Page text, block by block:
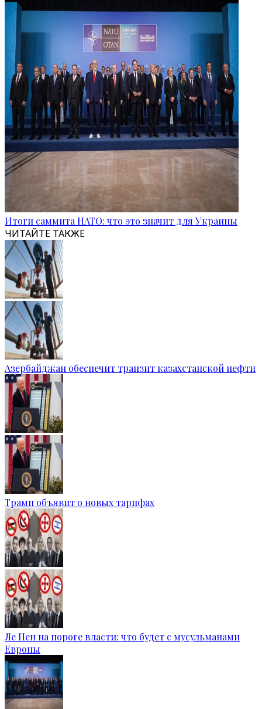
Итоги саммита НАТО: что это значит для Украины
ЧИТАЙТЕ ТАКЖЕ
Азербайджан обеспечит транзит казахстанской нефти
Трамп объявит о новых тарифах
Ле Пен на пороге власти: что будет с мусульманами
Европы